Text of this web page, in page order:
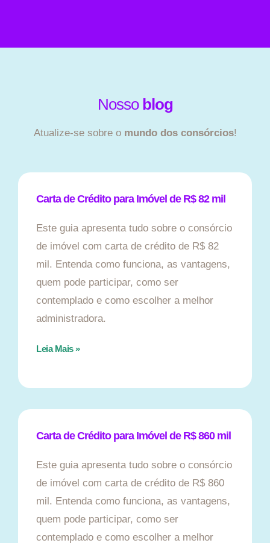
Nosso blog
Atualize-se sobre o mundo dos consórcios!
Carta de Crédito para Imóvel de R$ 82 mil
Este guia apresenta tudo sobre o consórcio
de imóvel com carta de crédito de R$ 82
mil. Entenda como funciona, as vantagens,
quem pode participar, como ser
contemplado e como escolher a melhor
administradora.
Leia Mais »
Carta de Crédito para Imóvel de R$ 860 mil
Este guia apresenta tudo sobre o consórcio
de imóvel com carta de crédito de R$ 860
mil. Entenda como funciona, as vantagens,
quem pode participar, como ser
contemplado e como escolher a melhor